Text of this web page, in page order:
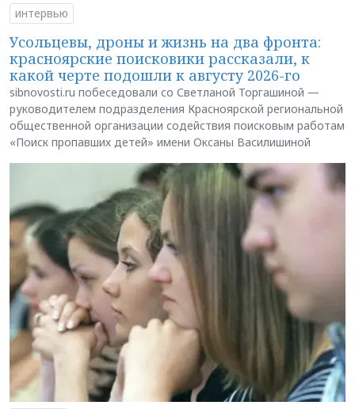
интервью
Усольцевы, дроны и жизнь на два фронта:
красноярские поисковики рассказали, к
какой черте подошли к августу 2026-го
sibnovosti.ru побеседовали со Светланой Торгашиной —
руководителем подразделения Красноярской региональной
общественной организации содействия поисковым работам
«Поиск пропавших детей» имени Оксаны Василишиной